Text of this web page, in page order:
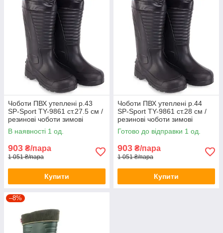
Чоботи ПВХ утеплені р.43
SP-Sport TY-9861 ст.27.5 см /
резинові чоботи зимові
гумаки
В наявності 1 од.
903 ₴/пара
1 051 ₴/пара
Купити
Чоботи ПВХ утеплені р.44
SP-Sport TY-9861 ст.28 см /
резинові чоботи зимові
гумаки
Готово до відправки 1 од.
903 ₴/пара
1 051 ₴/пара
Купити
–8%